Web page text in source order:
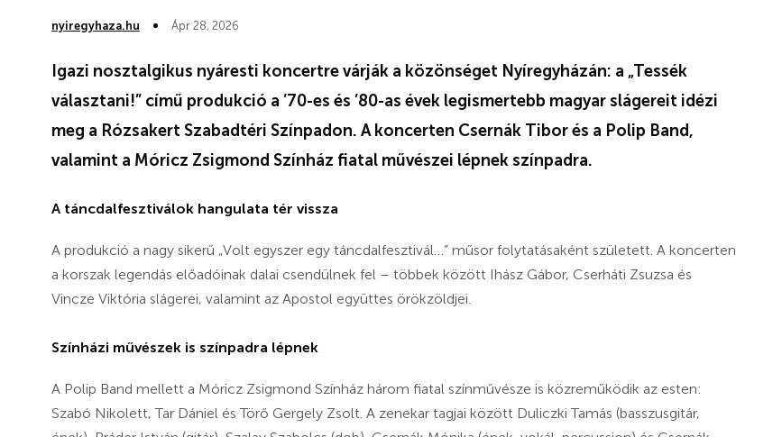
nyiregyhaza.hu Ápr 28, 2026
Igazi nosztalgikus nyáresti koncertre várják a közönséget Nyíregyházán: a „Tessék
választani!” című produkció a ’70-es és ’80-as évek legismertebb magyar slágereit idézi
meg a Rózsakert Szabadtéri Színpadon. A koncerten Csernák Tibor és a Polip Band,
valamint a Móricz Zsigmond Színház fiatal művészei lépnek színpadra.
A táncdalfesztiválok hangulata tér vissza
A produkció a nagy sikerű „Volt egyszer egy táncdalfesztivál…” műsor folytatásaként született. A koncerten
a korszak legendás előadóinak dalai csendülnek fel – többek között Ihász Gábor, Cserháti Zsuzsa és
Vincze Viktória slágerei, valamint az Apostol együttes örökzöldjei.
Színházi művészek is színpadra lépnek
A Polip Band mellett a Móricz Zsigmond Színház három fiatal színművésze is közreműködik az esten:
Szabó Nikolett, Tar Dániel és Törő Gergely Zsolt. A zenekar tagjai között Duliczki Tamás (basszusgitár,